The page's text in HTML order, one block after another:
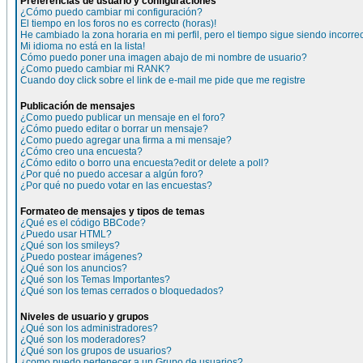
¿Cómo puedo cambiar mi configuración?
El tiempo en los foros no es correcto (horas)!
He cambiado la zona horaria en mi perfil, pero el tiempo sigue siendo
Mi idioma no está en la lista!
Cómo puedo poner una imagen abajo de mi nombre de usuario?
¿Como puedo cambiar mi RANK?
Cuando doy click sobre el link de e-mail me pide que me registre
Publicación de mensajes
¿Como puedo publicar un mensaje en el foro?
¿Cómo puedo editar o borrar un mensaje?
¿Como puedo agregar una firma a mi mensaje?
¿Cómo creo una encuesta?
¿Cómo edito o borro una encuesta?edit or delete a poll?
¿Por qué no puedo accesar a algún foro?
¿Por qué no puedo votar en las encuestas?
Formateo de mensajes y tipos de temas
¿Qué es el código BBCode?
¿Puedo usar HTML?
¿Qué son los smileys?
¿Puedo postear imágenes?
¿Qué son los anuncios?
¿Qué son los Temas Importantes?
¿Qué son los temas cerrados o bloquedados?
Niveles de usuario y grupos
¿Qué son los administradores?
¿Qué son los moderadores?
¿Qué son los grupos de usuarios?